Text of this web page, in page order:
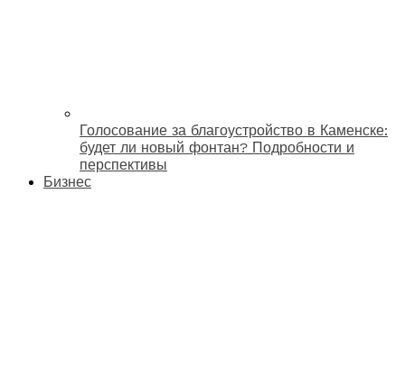
Голосование за благоустройство в Каменске:
будет ли новый фонтан? Подробности и
перспективы
Бизнес